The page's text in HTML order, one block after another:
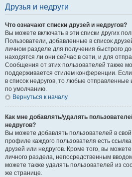
Друзья и недруги
Что означают списки друзей и недругов?
Вы можете включать в эти списки других
Пользователи, добавленные в список
личном разделе для получения быстрого
находятся ли они сейчас в сети, и для
Сообщения от этих пользователей также
поддерживается стилем конференции.
в список недругов, то любые
по умолчанию.
Вернуться к началу
Как мне добавлять/удалять
недругов?
Вы можете добавлять пользователей в
профиле каждого пользователя есть
друзей или недругов. Кроме того, вы
личного раздела, непосредственным
можете также удалять пользователей из
же странице.